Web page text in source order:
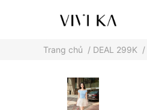
Trang chủ / DEAL 299K /